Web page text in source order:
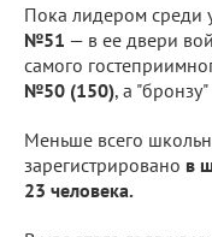
Пока лидером среди
№51 — в ее двери
самого
№50 (150), а
Меньше всего
зарегистрировано в
23 человека.